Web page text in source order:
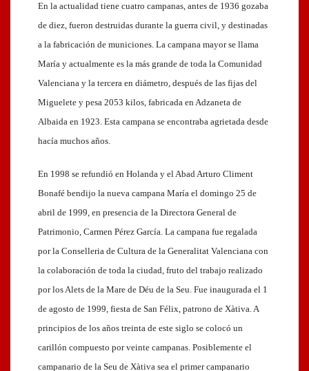
En la actualidad tiene cuatro campanas, antes de 1936 gozaba
de diez, fueron destruidas durante la guerra civil, y destinadas
a la fabricación de municiones. La campana mayor se llama
María y actualmente es la más grande de toda la Comunidad
Valenciana y la tercera en diámetro, después de las fijas del
Miguelete y pesa 2053 kilos, fabricada en Adzaneta de
Albaida en 1923. Esta campana se encontraba agrietada desde
hacía muchos años.
En 1998 se refundió en Holanda y el Abad Arturo Climent
Bonafé bendijo la nueva campana María el domingo 25 de
abril de 1999, en presencia de la Directora General de
Patrimonio, Carmen Pérez García. La campana fue regalada
por la Conselleria de Cultura de la Generalitat Valenciana con
la colaboración de toda la ciudad, fruto del trabajo realizado
por los Alets de la Mare de Déu de la Seu. Fue inaugurada el 1
de agosto de 1999, fiesta de San Félix, patrono de Xàtiva. A
principios de los años treinta de este siglo se colocó un
carillón compuesto por veinte campanas. Posiblemente el
campanario de la Seu de Xàtiva sea el primer campanario